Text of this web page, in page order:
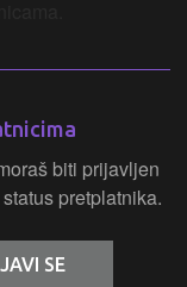
biti prijavljen
pretplatnika.
SE